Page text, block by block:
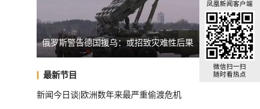
国际足联主席首次公开道歉
俄罗斯警告德国援乌：或招致灾难性后果 台湾
最新节目
新闻今日谈|欧洲数年来最严重偷渡危机
凤凰新闻客户端
微信扫一扫
随时看热点